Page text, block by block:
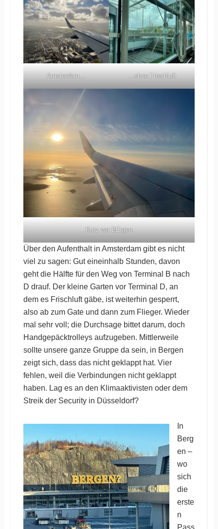
Amsterdam… …ohne Frischluft
Kurz vor BErgen
Über den Aufenthalt in Amsterdam gibt es nicht
viel zu sagen: Gut eineinhalb Stunden, davon
geht die Hälfte für den Weg von Terminal B nach
D drauf. Der kleine Garten vor Terminal D, an
dem es Frischluft gäbe, ist weiterhin gesperrt,
also ab zum Gate und dann zum Flieger. Wieder
mal sehr voll; die Durchsage bittet darum, doch
Handgepäcktrolleys aufzugeben. Mittlerweile
sollte unsere ganze Gruppe da sein, in Bergen
zeigt sich, dass das nicht geklappt hat. Vier
fehlen, weil die Verbindungen nicht geklappt
haben. Lag es an den Klimaaktivisten oder dem
Streik der Security in Düsseldorf?
In
Berg
en –
wo
sich
die
erste
n
Pass